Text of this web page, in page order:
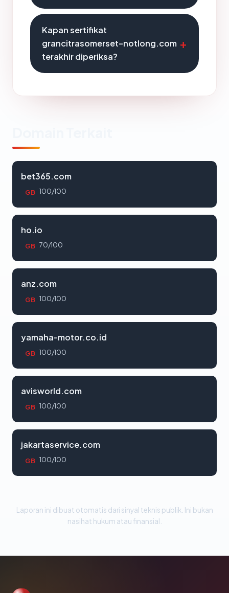
Kapan sertifikat
grancitrasomerset-notlong.com
terakhir diperiksa?
bet365.com
GB 100/100
ho.io
GB 70/100
anz.com
GB 100/100
yamaha-motor.co.id
GB 100/100
avisworld.com
GB 100/100
jakartaservice.com
GB 100/100
Laporan ini dibuat otomatis dari sinyal teknis publik. Ini bukan
nasihat hukum atau finansial.